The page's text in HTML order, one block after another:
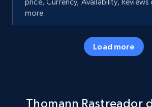
more.
5.7K+
specific keywords
Load more
Thomann Rastreador